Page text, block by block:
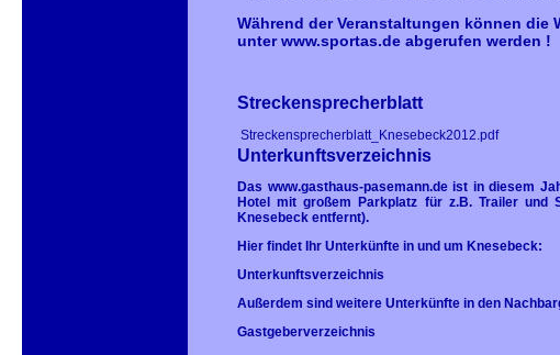
Während der Veranstaltungen können die
unterwww.sportas.de abgerufen werden !
Streckensprecherblatt
Streckensprecherblatt_Knesebeck2012.pdf
Unterkunftsverzeichnis
Das www.gasthaus-pasemann.deist in diesem
Hotel mit großem Parkplatz für z.B. Trailer und
Knesebeck entfernt).
Hier findet Ihr Unterkünfte in und um Knesebeck:
Unterkunftsverzeichnis
Außerdem sind weitere Unterkünfte in den
Gastgeberverzeichnis